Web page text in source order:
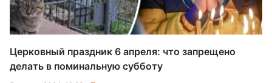
Церковный праздник 6 апреля: что запрещено
делать в поминальную субботу